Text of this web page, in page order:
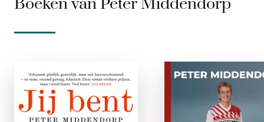
Boeken van Peter Middendorp
Jij bent van mij
paperback
De Dood en